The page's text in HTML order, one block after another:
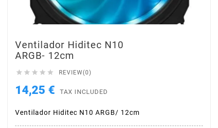
Ventilador Hiditec N10
ARGB- 12cm
     REVIEW(0)
14,25 € TAX INCLUDED
Ventilador Hiditec N10 ARGB/ 12cm